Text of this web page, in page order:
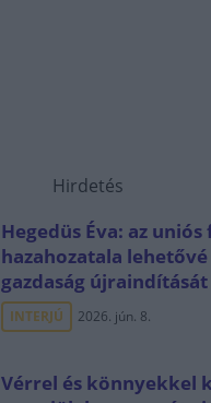
Hirdetés
Hegedüs Éva: az
hazahozatala lehetővé
gazdaság újraindítását
INTERJÚ 2026. jún. 8.
Vérrel és könnyekkel